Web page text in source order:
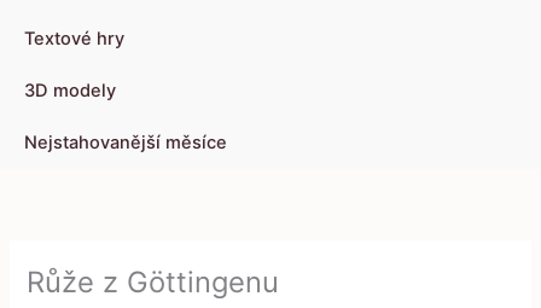
Textové hry
3D modely
Nejstahovanější měsíce
Růže z Göttingenu